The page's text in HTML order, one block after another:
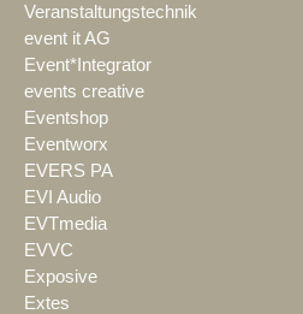
Veranstaltungstechnik
event it AG
Event*Integrator
events creative
Eventshop
Eventworx
EVERS PA
EVI Audio
EVTmedia
EVVC
Exposive
Extes